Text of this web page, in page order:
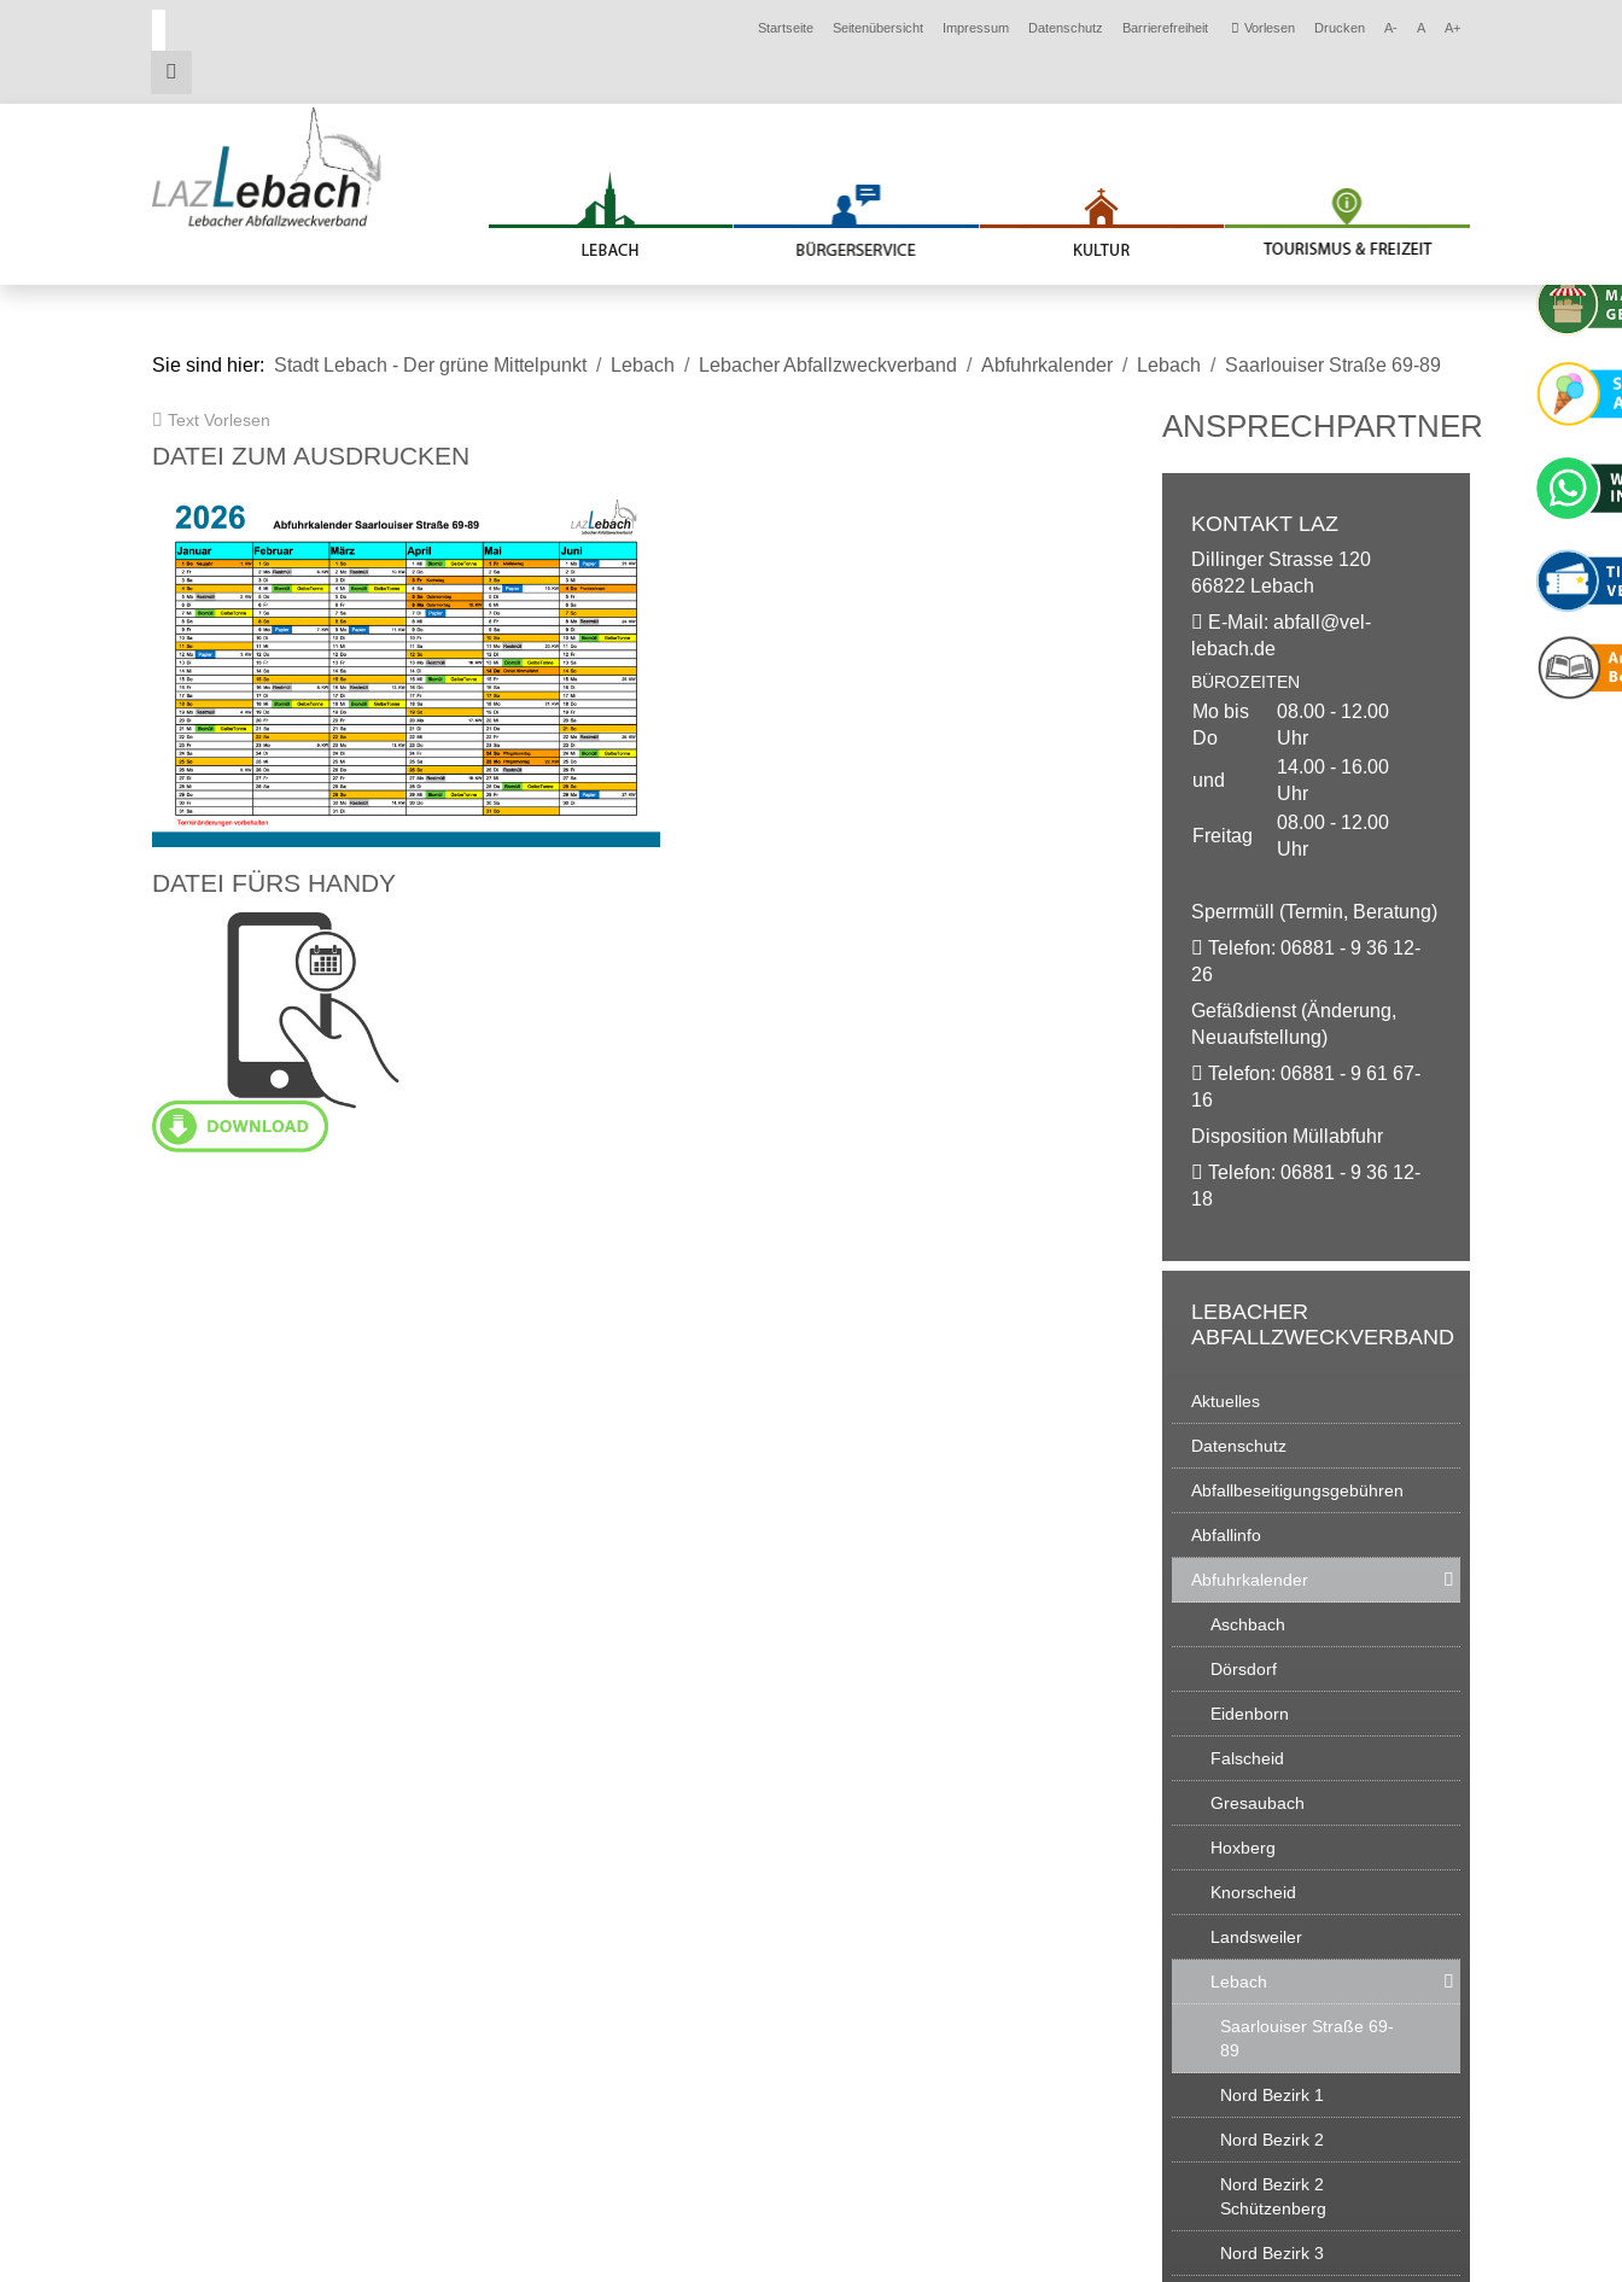
Startseite Seitenübersicht Impressum Datenschutz Barrierefreiheit Vorlesen Drucken A- A A+
Sie sind hier: Stadt Lebach - Der grüne Mittelpunkt Lebach Lebacher Abfallzweckverband Abfuhrkalender Lebach Saarlouiser Straße 69-89
Text Vorlesen
DATEI ZUM AUSDRUCKEN
DATEI FÜRS HANDY
ANSPRECHPARTNER
KONTAKT LAZ
Dillinger Strasse 120
66822 Lebach
E-Mail: abfall@vel-
lebach.de
BÜROZEITEN
Mo bis
Do
08.00 - 12.00
Uhr
und
14.00 - 16.00
Uhr
Freitag
08.00 - 12.00
Uhr
Sperrmüll (Termin, Beratung)
Telefon: 06881 - 9 36 12-
26
Gefäßdienst (Änderung,
Neuaufstellung)
Telefon: 06881 - 9 61 67-
16
Disposition Müllabfuhr
Telefon: 06881 - 9 36 12-
18
LEBACHER
ABFALLZWECKVERBAND
Aktuelles
Datenschutz
Abfallbeseitigungsgebühren
Abfallinfo
Abfuhrkalender
Aschbach
Dörsdorf
Eidenborn
Falscheid
Gresaubach
Hoxberg
Knorscheid
Landsweiler
Lebach
Saarlouiser Straße 69-
89
Nord Bezirk 1
Nord Bezirk 2
Nord Bezirk 2
Schützenberg
Nord Bezirk 3